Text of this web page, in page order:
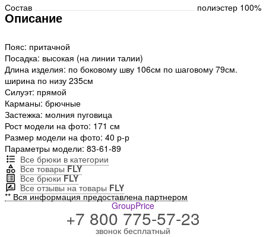
Состав
полиэстер 100%
Описание
Пояс: притачной
Посадка: высокая (на линии талии)
Длина изделия: по боковому шву 106см по шаговому 79см.
ширина по низу 235см
Силуэт: прямой
Карманы: брючные
Застежка: молния пуговица
Рост модели на фото: 171 см
Размер модели на фото: 40 р-р
Параметры модели: 83-61-89
Все брюки в категории
Все товарыFLY
Все брюкиFLY
Все отзывы на товары FLY
** Вся информация предоставлена партнером
GroupPrice
+7 800 775-57-23
звонок бесплатный